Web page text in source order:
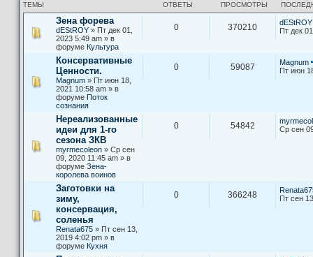
ТЕМЫ ОТВЕТЫ ПРОСМОТРЫ
Зена форева
dEStROY » Пт дек 01,
2023 5:49 am » в
форуме Культура
0 370210
dEStROY
Пт дек
Консервативные
Ценности.
Magnum » Пт июн 18,
2021 10:58 am » в
форуме Поток
сознания
0 59087
Magnum
Пт июн
Нереализованные
идеи для 1-го
сезона ЗКВ
myrmecoleon » Ср сен
09, 2020 11:45 am » в
форуме Зена-
королева воинов
0 54842
Ср сен
Заготовки на
зиму,
консервация,
соленья
Renata675 » Пт сен 13,
2019 4:02 pm » в
форуме Кухня
0 366248
Пт сен